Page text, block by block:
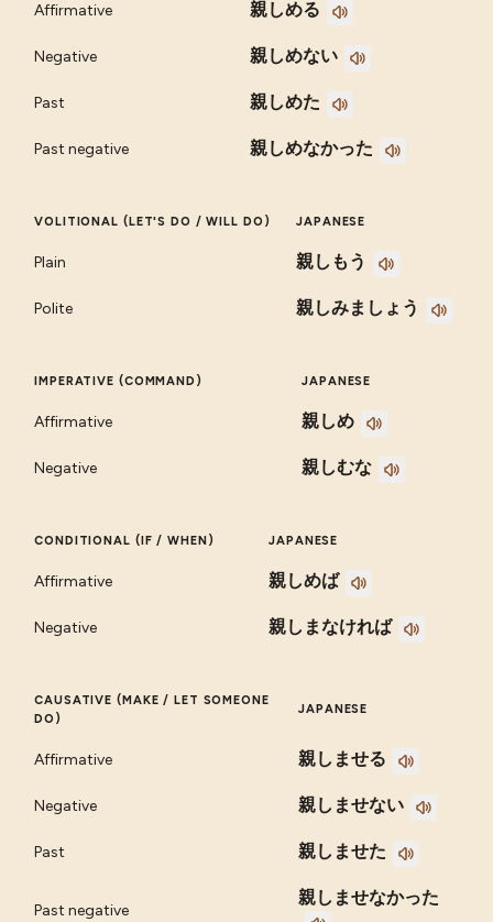
Affirmative 親しめる
Negative 親しめない
Past 親しめた
Past negative 親しめなかった
VOLITIONAL (LET'S DO / WILL DO) JAPANESE
Plain 親しもう
Polite 親しみましょう
IMPERATIVE (COMMAND) JAPANESE
Affirmative 親しめ
Negative 親しむな
CONDITIONAL (IF / WHEN) JAPANESE
Affirmative 親しめば
Negative 親しまなければ
CAUSATIVE (MAKE / LET SOMEONE
DO)
JAPANESE
Affirmative 親しませる
Negative 親しませない
Past 親しませた
Past negative
親しませなかった